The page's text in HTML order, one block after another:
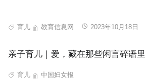
育儿 教育信息网 2023年10月18日
亲子育儿｜爱，藏在那些闲言碎语里
育儿 中国妇女报